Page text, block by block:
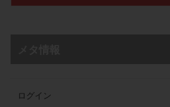
ログイン